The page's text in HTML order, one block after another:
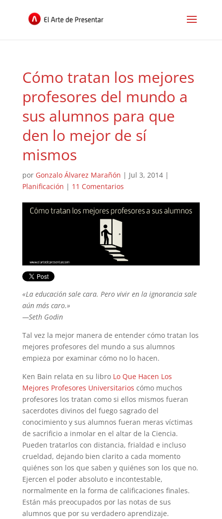
Cómo tratan los mejores
profesores del mundo a
sus alumnos para que
den lo mejor de sí
mismos
por Gonzalo Álvarez Marañón | Jul 3, 2014|
Planificación | 11 Comentarios
«La educación sale cara. Pero vivir en la ignorancia sale
aún más caro.»
—Seth Godin
Tal vez la mejor manera de entender cómo tratan los
mejores profesores del mundo a sus alumnos
empieza por examinar cómo no lo hacen.
Ken Bain relata en su libro Lo Que Hacen Los
Mejores Profesores Universitarios cómo muchos
profesores los tratan como si ellos mismos fueran
sacerdotes divinos del fuego sagrado del
conocimiento y sus alumnos fueran meras víctimas
de sacrificio a inmolar en el altar de la Ciencia.
Pueden tratarlos con distancia, frialdad e incluso
crueldad, dejando bien clarito a cada momento
quiénes son los que saben y quiénes son los que no.
Ejercen el poder absoluto e incontestable,
normalmente en la forma de calificaciones finales.
Están más preocupados por las notas de sus
alumnos que por su verdadero aprendizaje.